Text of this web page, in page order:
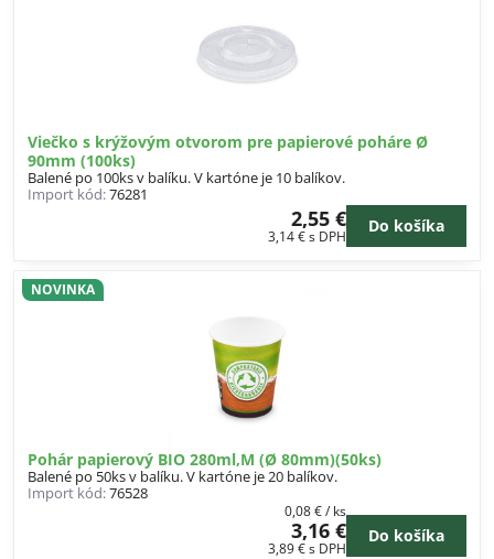
Viečko s krýžovým otvorom pre papierové poháre Ø
90mm (100ks)
Balené po 100ks v balíku. V kartóne je 10 balíkov.
Import kód:76281
2,55 €
3,14 €s DPH
Do košíka
Pohár papierový BIO 280ml,M (Ø 80mm)(50ks)
NOVINKA
Balené po 50ks v balíku. V kartóne je 20 balíkov.
Import kód:76528
3,16 €
3,89 €s DPH
0,08 €/ ks
Do košíka